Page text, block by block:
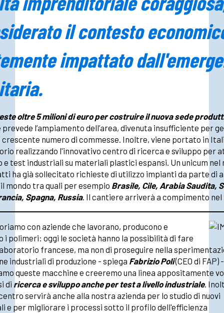
il contesto
impattato
oltre 5 milioni di euro per costruire il nuova sede
l’ampiamento dell’area, divenuta insufficiente per
numero di commesse. Inoltre, viene portato in
realizzando l'innovativo centro di ricerca e sviluppo per
e test industriali su materiali plastici espansi. Un unicum nel
ha già sollecitato richieste di utilizzo impianti da parte di
mondo tra quali per esempio Brasile, Cile, Arabia Saudita,
Spagna, Russia. Il cantiere arriverà a compimento nel
con aziende che lavorano, producono e
i polimeri: oggi le società hanno la possibilità di fare
francese, ma non di proseguire nella
industriali di produzione - spiega Fabrizio Poli(CEO di FAP)
queste macchine e creeremo una linea appositamente
di ricerca e sviluppo anche per test a livello industriale.
servirà anche alla nostra azienda per lo studio di nuovi
e per migliorare i processi sotto il profilo dell'efficienza